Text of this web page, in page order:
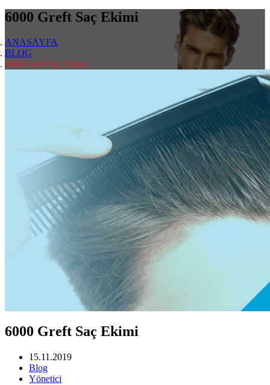
6000 Greft Saç Ekimi
ANASAYFA
BLOG
6000 Greft Saç Ekimi
6000 Greft Saç Ekimi
15.11.2019
Blog
Yönetici